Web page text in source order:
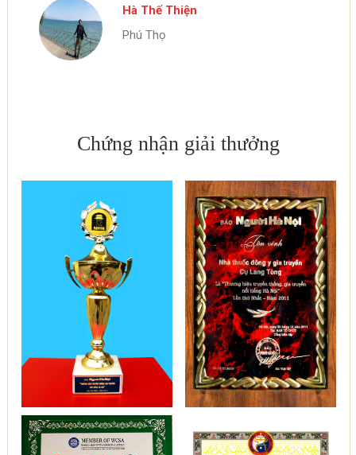
Hà Thế Thiện
Phú Thọ
Chứng nhận giải thưởng